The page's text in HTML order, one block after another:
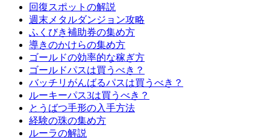
回復スポットの解説
週末メタルダンジョン攻略
ふくびき補助券の集め方
導きのかけらの集め方
ゴールドの効率的な稼ぎ方
ゴールドパスは買うべき？
バッチリがんばるパスは買うべき？
ルーキーパス3は買うべき？
とうばつ手形の入手方法
経験の珠の集め方
ルーラの解説